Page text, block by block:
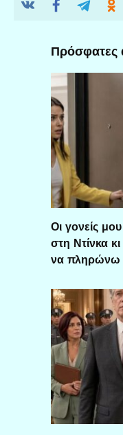
Πρόσφατες
Οι γονείς
στη Ντίνκα
να πληρώνω